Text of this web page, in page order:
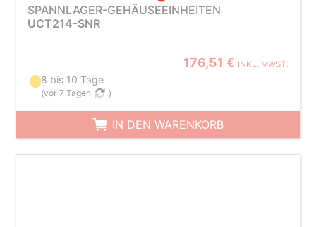
SPANNLAGER-GEHÄUSEEINHEITEN
UCT214-SNR
176,51 € INKL. MWST.
8 bis 10 Tage
(vor 7 Tagen )
IN DEN WARENKORB